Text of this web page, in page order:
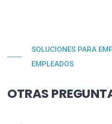
SOLUCIONES PARA
EMPLEADOS
OTRAS